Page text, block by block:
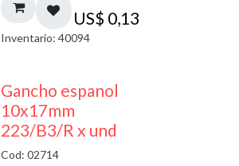
US$ 0,13
Inventario: 40094
50% DESCUENTO
Gancho espanol
10x17mm
223/B3/R x und
Cod: 02714